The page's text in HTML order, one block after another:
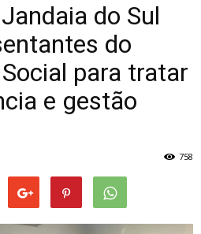
do Sul
do
para tratar
e gestão
758